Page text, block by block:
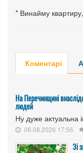
* Винайму
Коментарі
На Перечинщині
людей
Ну дуже актуальна
06.08.2026 17:56
Зі